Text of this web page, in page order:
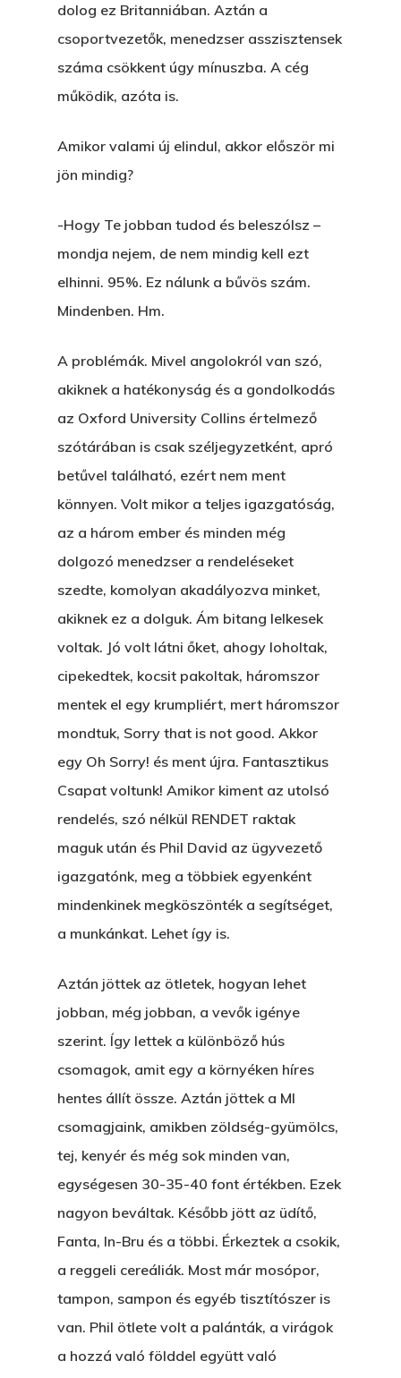
dolog ez Britanniában. Aztán a
csoportvezetők, menedzser asszisztensek
száma csökkent úgy mínuszba. A cég
működik, azóta is.
Amikor valami új elindul, akkor először mi
jön mindig?
-Hogy Te jobban tudod és beleszólsz –
mondja nejem, de nem mindig kell ezt
elhinni. 95%. Ez nálunk a bűvös szám.
Mindenben. Hm.
A problémák. Mivel angolokról van szó,
akiknek a hatékonyság és a gondolkodás
az Oxford University Collins értelmező
szótárában is csak széljegyzetként, apró
betűvel található, ezért nem ment
könnyen. Volt mikor a teljes igazgatóság,
az a három ember és minden még
dolgozó menedzser a rendeléseket
szedte, komolyan akadályozva minket,
akiknek ez a dolguk. Ám bitang lelkesek
voltak. Jó volt látni őket, ahogy loholtak,
cipekedtek, kocsit pakoltak, háromszor
mentek el egy krumpliért, mert háromszor
mondtuk, Sorry that is not good. Akkor
egy Oh Sorry! és ment újra. Fantasztikus
Csapat voltunk! Amikor kiment az utolsó
rendelés, szó nélkül RENDET raktak
maguk után és Phil David az ügyvezető
igazgatónk, meg a többiek egyenként
mindenkinek megköszönték a segítséget,
a munkánkat. Lehet így is.
Aztán jöttek az ötletek, hogyan lehet
jobban, még jobban, a vevők igénye
szerint. Így lettek a különböző hús
csomagok, amit egy a környéken híres
hentes állít össze. Aztán jöttek a MI
csomagjaink, amikben zöldség-gyümölcs,
tej, kenyér és még sok minden van,
egységesen 30-35-40 font értékben. Ezek
nagyon beváltak. Később jött az üdítő,
Fanta, In-Bru és a többi. Érkeztek a csokik,
a reggeli cereáliák. Most már mosópor,
tampon, sampon és egyéb tisztítószer is
van. Phil ötlete volt a palánták, a virágok
a hozzá való földdel együtt való
Szerelem És…
A Vér Nem Válik Vízzé
Ajándék – Karácsonyi
Történetek
Novellák
Novellák
Eltojtuk Nyuszi
A PESTIA
Az Elveszett Fejezet
KI-BEJÁRAT
És Akkor A Balta
Pofád, Az Van!
Ment A Hűtlen
FELICITÁ
Betli
Egy Világbajnokságot,
VOLT EGYSZER EGY
A Kaszinó
AZ IGAZI AJÁNDÉK
EGY BANKOT, ÖDÖN?
GYERE VELEM
KÖNYVESBOLTBA,
A „BECSÜLETES”
Hogyan Tudta Feladni
Kartalherczeghy
Rólam
Bristolt Látni
Feliratkozás
Bakker Gyuri
Hírek
Wow Look At This!
This is an optional,
customizable off canvas
About Salient
The Castle
Unit 345
2500 Castle Dr
Manhattan, NY